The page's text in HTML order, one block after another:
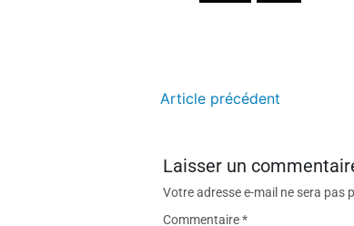
Article précédent
Laisser un
Votre adresse e-mail ne sera pas
Commentaire*